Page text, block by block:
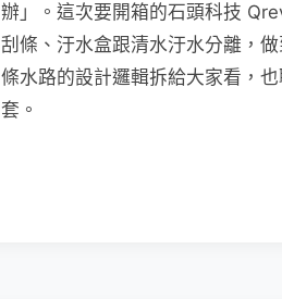
辦」。這次要開箱的石頭科技
刮條、汙水盒跟清水汙水分離，
條水路的設計邏輯拆給大家看，
套。